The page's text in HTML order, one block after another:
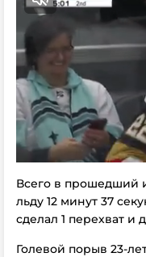
Всего в прошедший
льду 12 минут 37
сделал 1 перехват и
Голевой порыв 23-